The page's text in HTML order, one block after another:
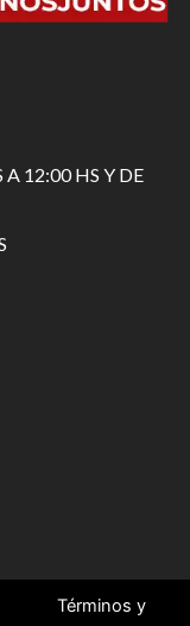
A 12:00 HS Y DE
Términos y